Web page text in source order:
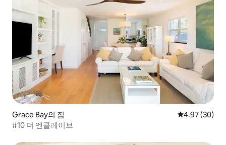
Grace Bay의 집 평점 4.97점(5
4.97 (30)
#10 더 엔클레이브